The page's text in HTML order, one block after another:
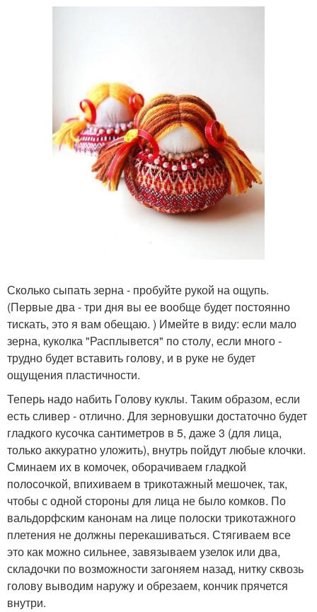
Сколько сыпать зерна - пробуйте рукой на ощупь.
(Первые два - три дня вы ее вообще будет постоянно
тискать, это я вам обещаю. ) Имейте в виду: если мало
зерна, куколка "Расплывется" по столу, если много -
трудно будет вставить голову, и в руке не будет
ощущения пластичности.
Теперь надо набить Голову куклы. Таким образом, если
есть сливер - отлично. Для зерновушки достаточно будет
гладкого кусочка сантиметров в 5, даже 3 (для лица,
только аккуратно уложить), внутрь пойдут любые клочки.
Сминаем их в комочек, оборачиваем гладкой
полосочкой, впихиваем в трикотажный мешочек, так,
чтобы с одной стороны для лица не было комков. По
вальдорфским канонам на лице полоски трикотажного
плетения не должны перекашиваться. Стягиваем все
это как можно сильнее, завязываем узелок или два,
складочки по возможности загоняем назад, нитку сквозь
голову выводим наружу и обрезаем, кончик прячется
внутри.